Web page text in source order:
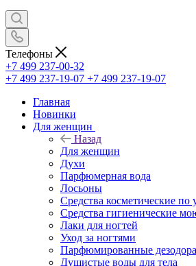
Телефоны
+7 499 237-00-32
+7 499 237-19-07 +7 499 237-19-07
Главная
Новинки
Для женщин
Назад
Для женщин
Духи
Парфюмерная вода
Лосьоны
Средства косметические по
Средства гигиенические
Лаки для ногтей
Уход за ногтями
Парфюмированные
Душистые воды для тела